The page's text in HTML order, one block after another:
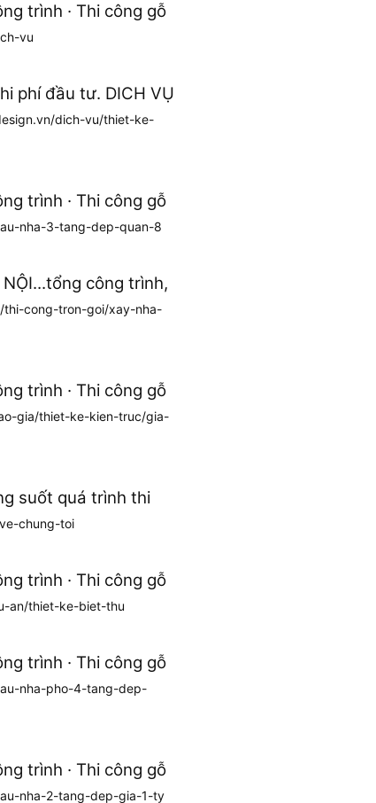
trình · Thi công gỗ
vu
phí đầu tư. DICH VỤ
dich-vu/thiet-ke-
trình · Thi công gỗ
nha-3-tang-dep-quan-8
công trình,
cong-tron-goi/xay-nha-
trình · Thi công gỗ
gia/thiet-ke-kien-truc/gia-
suốt quá trình thi
chung-toi
trình · Thi công gỗ
an/thiet-ke-biet-thu
trình · Thi công gỗ
nha-pho-4-tang-dep-
trình · Thi công gỗ
nha-2-tang-dep-gia-1-ty